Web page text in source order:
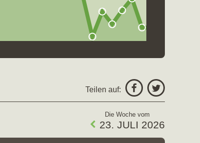
Teilen auf:
Die Woche vom
23. JULI 2026